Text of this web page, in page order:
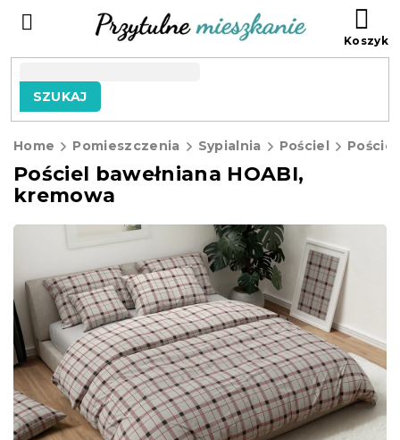
SZUKAJ
Home Pomieszczenia Sypialnia Pościel
Pościel bawełniana HOABI,
kremowa